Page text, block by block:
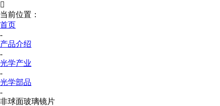

当前位置：
首页
-
产品介绍
-
光学产业
-
光学部品
-
非球面玻璃镜片